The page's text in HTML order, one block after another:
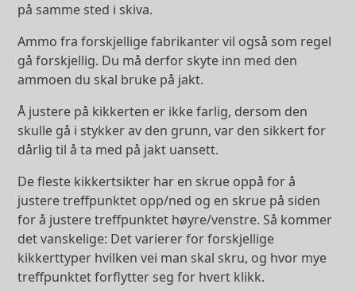
på samme sted i skiva.
Ammo fra forskjellige fabrikanter vil også som regel
gå forskjellig. Du må derfor skyte inn med den
ammoen du skal bruke på jakt.
Å justere på kikkerten er ikke farlig, dersom den
skulle gå i stykker av den grunn, var den sikkert for
dårlig til å ta med på jakt uansett.
De fleste kikkertsikter har en skrue oppå for å
justere treffpunktet opp/ned og en skrue på siden
for å justere treffpunktet høyre/venstre. Så kommer
det vanskelige: Det varierer for forskjellige
kikkerttyper hvilken vei man skal skru, og hvor mye
treffpunktet forflytter seg for hvert klikk.